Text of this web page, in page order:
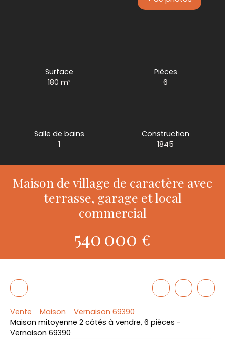
Surface
180m²
Pièces
6
Salle de bains
1
Construction
1845
Maison de village de caractère avec
terrasse, garage et local
commercial
540 000 €
Vente Maison
Vernaison 69390
Maison mitoyenne 2 côtés à vendre, 6 pièces -
Vernaison 69390